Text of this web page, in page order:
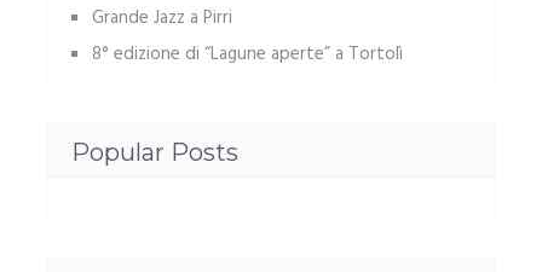
Grande Jazz a Pirri
8° edizione di “Lagune aperte” a Tortolì
Popular Posts